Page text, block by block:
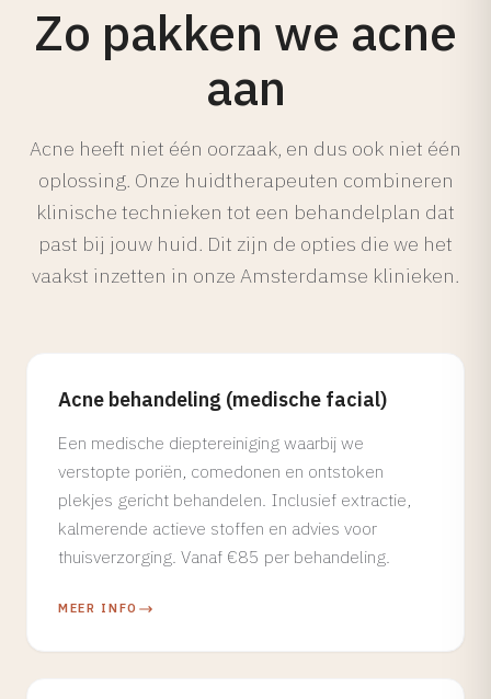
Zo pakken we acne
aan
Acne heeft niet één oorzaak, en dus ook niet één
oplossing. Onze huidtherapeuten combineren
klinische technieken tot een behandelplan dat
past bij jouw huid. Dit zijn de opties die we het
vaakst inzetten in onze Amsterdamse klinieken.
Acne behandeling (medische facial)
Een medische dieptereiniging waarbij we
verstopte poriën, comedonen en ontstoken
plekjes gericht behandelen. Inclusief extractie,
kalmerende actieve stoffen en advies voor
thuisverzorging. Vanaf €85 per behandeling.
MEER INFO